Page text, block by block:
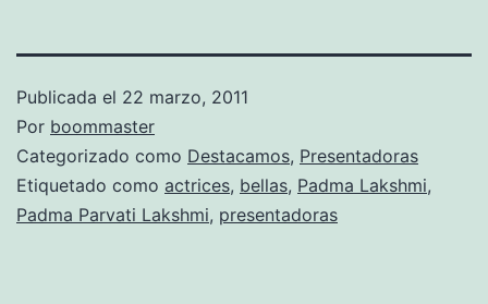
Publicada el 22 marzo, 2011
Por boommaster
Categorizado como Destacamos, Presentadoras
Etiquetado como actrices, bellas, Padma Lakshmi,
Padma Parvati Lakshmi, presentadoras